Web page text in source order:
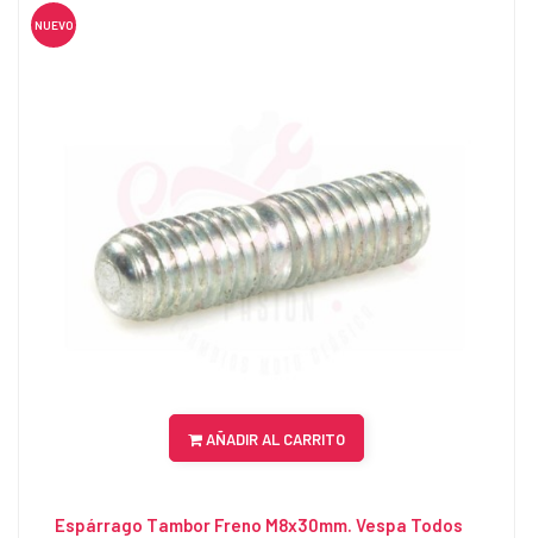
NUEVO
AÑADIR AL CARRITO
Espárrago Tambor Freno M8x30mm. Vespa Todos